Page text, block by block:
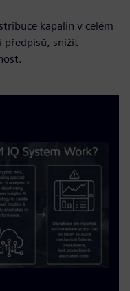
kapalin v celém
předpisů, snížit